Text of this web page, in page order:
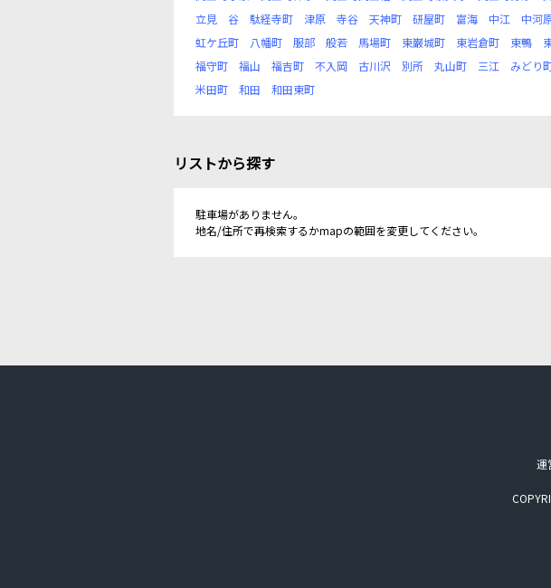
立見
谷 駄経寺町 津原 寺谷 天神町 研屋町 富海 中江 中河
虹ケ丘町
八幡町 服部 般若 馬場町 東巌城町 東岩倉町 東鴨
福守町
福山 福吉町 不入岡 古川沢 別所 丸山町 三江 みどり
米田町
和田 和田東町
リストから探す
駐車場がありません。
地名/住所で再検索するかmapの範囲を変更してください。
運